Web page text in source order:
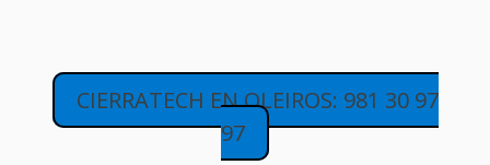
CIERRATECH EN OLEIROS: 981 30 97
97